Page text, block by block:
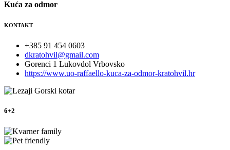
Kuća za odmor
KONTAKT
+385 91 454 0603
dkratohvil@gmail.com
Gorenci 1 Lukovdol Vrbovsko
https://www.uo-raffaello-kuca-za-odmor-kratohvil.hr
6+2